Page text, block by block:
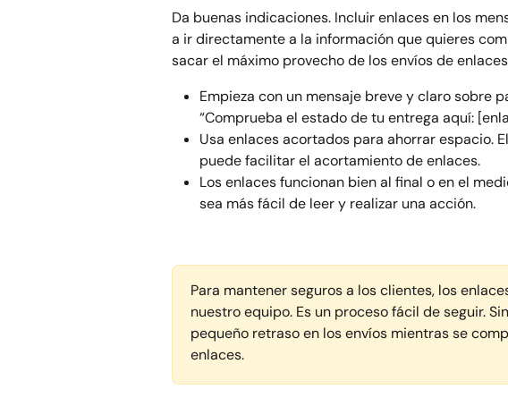
Da buenas indicaciones. Incluir enlaces en los
a ir directamente a la información que quieres
sacar el máximo provecho de los envíos de
Empieza con un mensaje breve y claro sobre
“Comprueba el estado de tu entrega aquí:
Usa enlaces acortados para ahorrar espacio.
puede facilitar el acortamiento de enlaces.
Los enlaces funcionan bien al final o en el
sea más fácil de leer y realizar una acción.
Para mantener seguros a los clientes, los
nuestro equipo. Es un proceso fácil de seguir.
pequeño retraso en los envíos mientras se
enlaces.